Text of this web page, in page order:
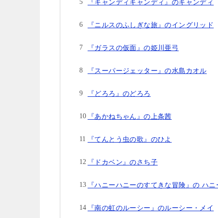
『キャンディキャンディ』のキャンディ
『ニルスのふしぎな旅』のイングリッド
『ガラスの仮面』の姫川亜弓
『スーパージェッター』の水島カオル
『どろろ』のどろろ
『あかねちゃん』の上条茜
『てんとう虫の歌』のひよ
『ドカベン』のさち子
『ハニーハニーのすてきな冒険』の ハ
『南の虹のルーシー』のルーシー・メイ